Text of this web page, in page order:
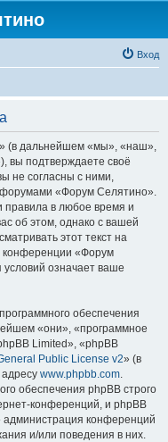
Вход
(в дальнейшем «мы», «наш»,
вы подтверждаете своё
не согласны с ними,
форумами «Форум Селятино».
правила в любое время и
об этом, однако с вашей
этот текст на
конференции «Форум
означает ваше
обеспечения
«они», «программное
Limited», «phpBB
Public License v2» (в
www.phpbb.com.
обеспечения phpBB строго
конференций, и phpBB
администрация конференций
и/или поведения в них.